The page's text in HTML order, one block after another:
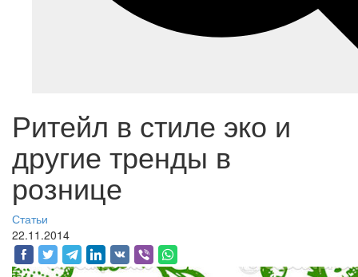
Ритейл в стиле эко и
другие тренды в
рознице
Статьи
22.11.2014